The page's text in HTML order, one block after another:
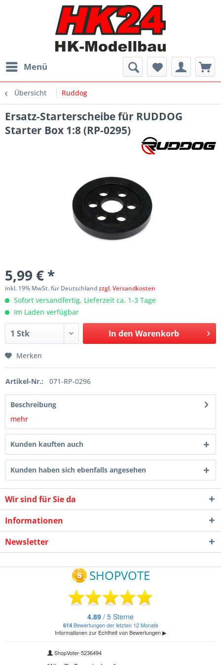
Menü
Übersicht Ruddog
Ersatz-Starterscheibe für RUDDOG
Starter Box 1:8 (RP-0295)
5,99 € *
inkl. 19% MwSt. für Deutschlandzzgl. Versandkosten
Sofort versandfertig, Lieferzeit ca. 1-3 Tage
Im Laden verfügbar
In den Warenkorb
Merken
Artikel-Nr.: 071-RP-0296
Beschreibung
mehr
Kunden kauften auch
Kunden haben sich ebenfalls angesehen
Wir sind für Sie da
Informationen
Newsletter